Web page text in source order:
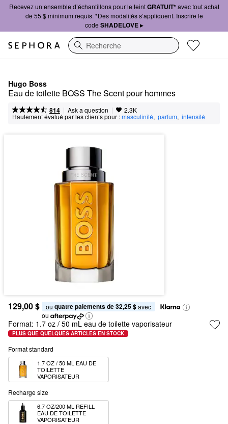
Recevez un ensemble d’échantillons pour le teintGRATUIT*avec tout achat
de 55 $ minimum requis. *Des modalités s’appliquent. Inscrire le
code SHADELOVE ▸
Recherche
Hugo Boss
Eau de toilette BOSS The Scent pour hommes
814 | Ask a question | 2.3K
Hautement évalué par les clients pour :masculinité, parfum, intensité
129,00 $ ou quatre paiements de 32,25 $ avec
ou
Format: 1.7 oz / 50 mL eau de toilette vaporisateur
PLUS QUE QUELQUES ARTICLES EN STOCK
Format standard
1.7 OZ / 50 ML EAU DE
TOILETTE
VAPORISATEUR
Recharge size
6.7 OZ/200 ML REFILL
EAU DE TOILETTE
VAPORISATEUR